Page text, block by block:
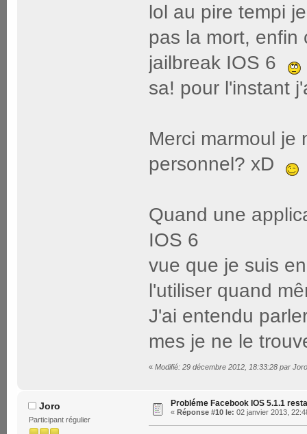
lol au pire tempi
pas la mort, enfin
jailbreak IOS 6
sa! pour l'instant
Merci marmoul je
personnel? xD
Quand une
IOS 6
vue que je suis
l'utiliser quand
J'ai entendu
mes je ne le
« Modifié: 29 décembre 2012, 18:33:28 par Joro
Joro
Participant régulier
Probléme Facebook IOS 5.1.1
« Réponse #10 le: 02 janvier 2013,